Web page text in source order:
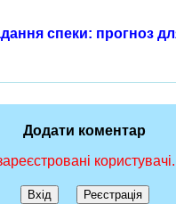
спеки: прогноз
Додати коментар
користувачі.
Вхід Реєстрація